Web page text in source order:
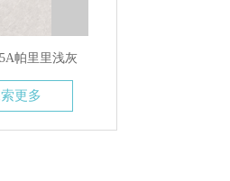
帕里里浅灰
更多